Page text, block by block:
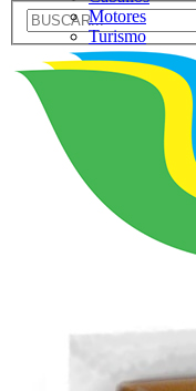
Motores
Turismo